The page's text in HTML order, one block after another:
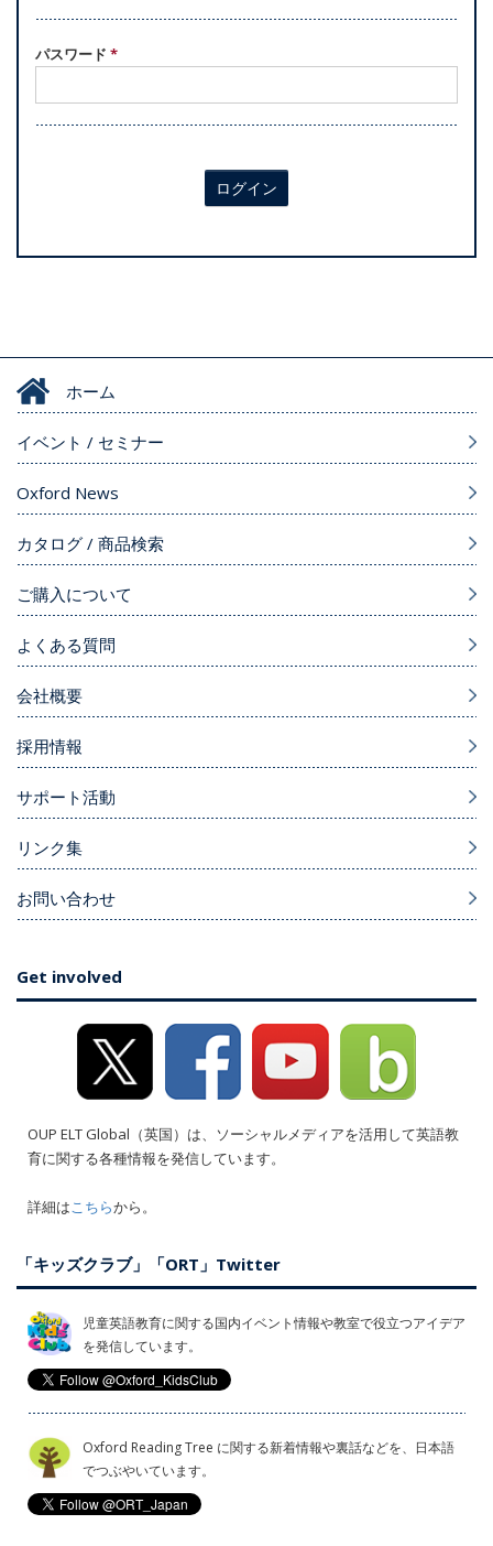
パスワード *
ログイン
ホーム
イベント / セミナー
Oxford News
カタログ / 商品検索
ご購入について
よくある質問
会社概要
採用情報
サポート活動
リンク集
お問い合わせ
Get involved
OUP ELT Global（英国）は、ソーシャルメディアを活用して英語教
育に関する各種情報を発信しています。
詳細はこちらから。
「キッズクラブ」「ORT」Twitter
児童英語教育に関する国内イベント情報や教室で役立つアイデア
を発信しています。
Oxford Reading Tree に関する新着情報や裏話などを、日本語
でつぶやいています。